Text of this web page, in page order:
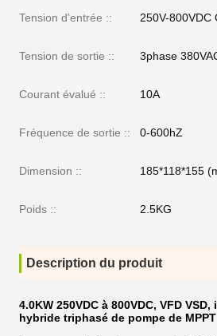
Tension d'entrée :: 250V-800VDC
Tension de sortie :: 3phase
Courant évalué :: 10A
Fréquence de sortie :: 0-600hZ
Dimension :: 185*118*155
Poids :: 2.5KG
Description du produit
4.0KW 250VDC à 800VDC, VFD
hybride triphasé de pompe de MPPT